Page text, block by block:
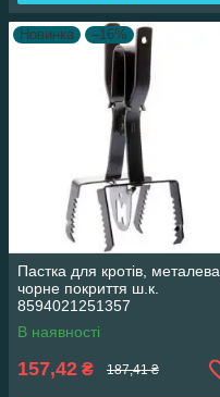
Новинка –16%
Пастка для кротів, металева,
чорне покриття ш.к.
8594021251357
В наявності
157,42 ₴ 187,41 ₴